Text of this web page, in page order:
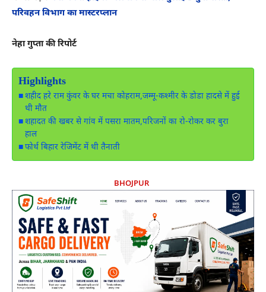
परिवहन विभाग का मास्टरप्लान
नेहा गुप्ता की रिपोर्ट
Highlights
शहीद हरे राम कुंवर के घर मचा कोहराम,जम्मू-कश्मीर के डोडा हादसे में हुई
थी मौत
शहादत की खबर से गांव में पसरा मातम,परिजनों का रो-रोकर कर बुरा
हाल
फोर्थ बिहार रेजिमेंट में थी तैनाती
BHOJPUR